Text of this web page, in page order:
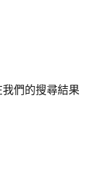
們的搜尋結果